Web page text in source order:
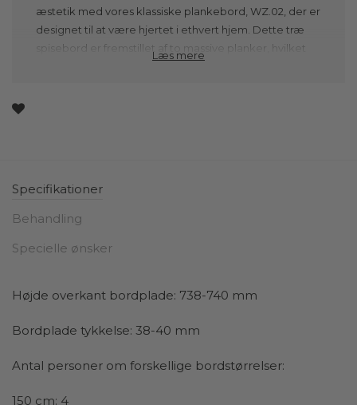
æstetik med vores klassiske plankebord, WZ.02, der er
designet til at være hjertet i ethvert hjem. Dette træ
spisebord er fremstillet af to massive planker, hvilket
Designet er tidløst og tilpasset moderne og klassiske
hjem. På trods af dette har du ydermere muligheden
personlige valg af stel, kantprofil, materiale og
foretrækker, er valget dit.
Hvis du har brug for ekstra plads til gæster eller
at udvide plankebordet. Vær dog opmærksom på, at
samme træstykke som bordpladen, hvilket kan give en
Læs mere
Specifikationer
Behandling
Specielle ønsker
Højde overkant bordplade: 738-740 mm
Bordplade tykkelse: 38-40 mm
Antal personer om forskellige bordstørrelser:
150 cm: 4